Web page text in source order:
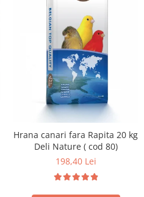
Hrana canari fara Rapita 20 kg
Deli Nature ( cod 80)
198,40 Lei